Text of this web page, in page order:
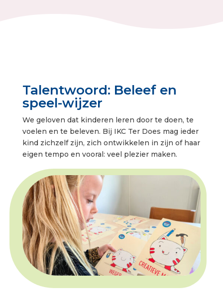
Talentwoord: Beleef en
speel-wijzer
We geloven dat kinderen leren door te doen, te
voelen en te beleven. Bij IKC Ter Does mag ieder
kind zichzelf zijn, zich ontwikkelen in zijn of haar
eigen tempo en vooral: veel plezier maken.